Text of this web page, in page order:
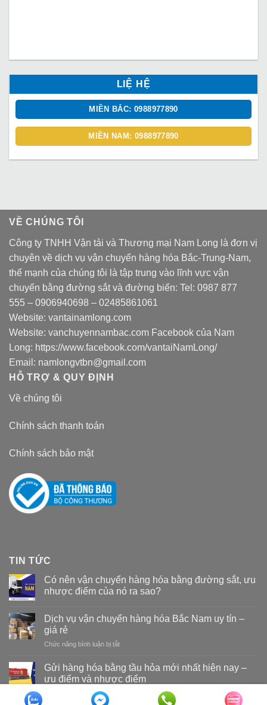
LIỆ HỆ
MIỀN BẮC: 0988977890
MIỀN NAM: 0988977890
VỀ CHÚNG TÔI
Công ty TNHH Vận tải và Thương mại Nam Long là đơn vị
chuyên về dịch vụ vận chuyển hàng hóa Bắc-Trung-Nam,
thế mạnh của chúng tôi là tập trung vào lĩnh vực vận
chuyển bằng đường sắt và đường biển: Tel: 0987 877
555 – 0906940698 – 02485861061
Website: vantainamlong.com
Website: vanchuyennambac.com Facebook của Nam
Long: https://www.facebook.com/vantaiNamLong/
Email: namlongvtbn@gmail.com
HỖ TRỢ & QUY ĐỊNH
Về chúng tôi
Chính sách thanh toán
Chính sách bảo mật
TIN TỨC
Có nên vận chuyển hàng hóa bằng đường sắt, ưu
nhược điểm của nó ra sao?
Dịch vụ vận chuyển hàng hóa Bắc Nam uy tín –
giá rẻ
Chức năng bình luận bị tắt
vụ
vận
chuyển
Gửi hàng hóa bằng tầu hỏa mới nhất hiện nay –
ưu điểm và nhược điểm